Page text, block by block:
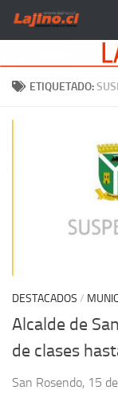
Saltar al contenido
ETIQUETADO:
DESTACADOS /
Alcalde de
de clases
San Rosendo, 15